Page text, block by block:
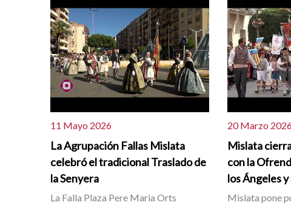
11 Mayo 2026
La Agrupación Fallas Mislata
celebró el tradicional Traslado de
la Senyera
La Falla Plaza Pere Maria Orts
20 Marzo
Mislata
con la
los Ángeles
Mislata pone